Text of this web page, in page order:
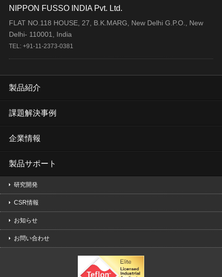
NIPPON FUSSO INDIA Pvt. Ltd.
FLAT NO.118 HOUSE, 27, B.K.MARG, New Delhi G.P.O., New
Delhi- 110001, India
TEL: +91-11-2373-0381
製品紹介
課題解決事例
企業情報
製品サポート
研究開発
CSR情報
お知らせ
お問い合わせ